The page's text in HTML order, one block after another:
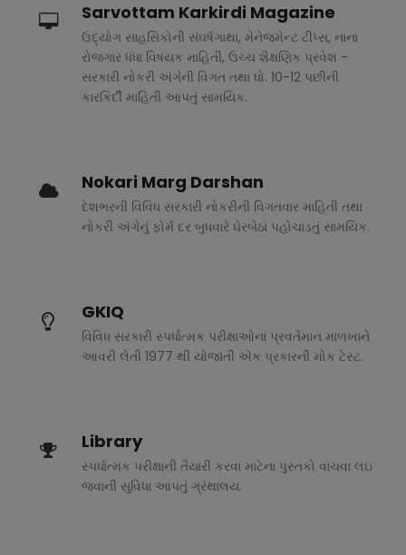
Sarvottam Karkirdi Magazine
ઉદ્યોગ સાહસિકોની સંઘર્ષગાથા, મેનેજમેન્ટ ટીપ્સ, નાના
રોજગાર ધંધા વિષયક માહિતી, ઉચ્ચ શૈક્ષણિક પ્રવેશ -
સરકારી નોકરી અંગેની વિગત તથા ધો. 10-12 પછીની
કારકિર્દી માહિતી આપતું સામયિક.
Nokari Marg Darshan
દેશભરની વિવિધ સરકારી નોકરીની વિગતવાર માહિતી તથા
નોકરી અંગેનું ફોર્મ દર બુધવારે ઘેરબેઠાં પહોચાડતું સામયિક.
GKIQ
વિવિધ સરકારી સ્પર્ધાત્મક પરીક્ષાઓના પ્રવર્તમાન માળખાને
આવરી લેતી 1977 થી યોજાતી એક પ્રકારની મોક ટેસ્ટ.
Library
સ્પર્ધાત્મક પરીક્ષાની તૈયારી કરવા માટેના પુસ્તકો વાંચવા લઇ
જવાની સુવિધા આપતું ગ્રંથાલય.